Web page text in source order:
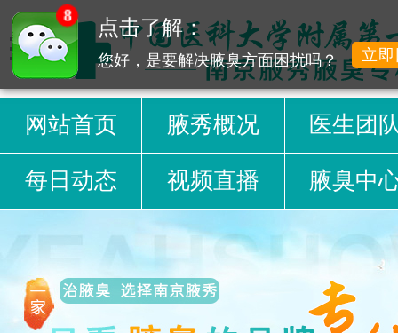
网站首页 腋秀概况 医生团
每日动态 视频直播 腋臭中
8
点击了解：
您好，是要解决腋臭方面困扰吗？ 立